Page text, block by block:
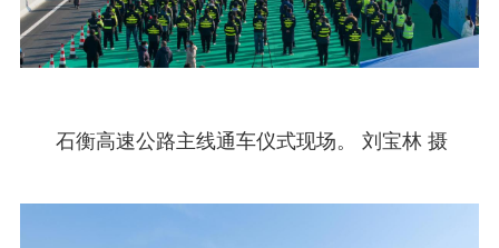
石衡高速公路主线通车仪式现场。 刘宝林 摄